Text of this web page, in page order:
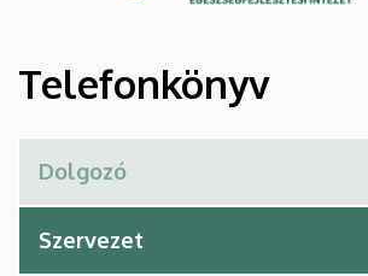
és
Egészségfejlesztési
Intézet
Telefonkönyv